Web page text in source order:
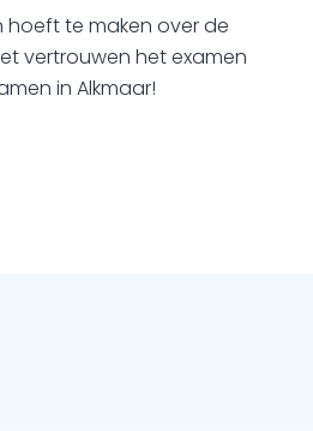
hoeft te maken over de
vertrouwen het examen
in Alkmaar!